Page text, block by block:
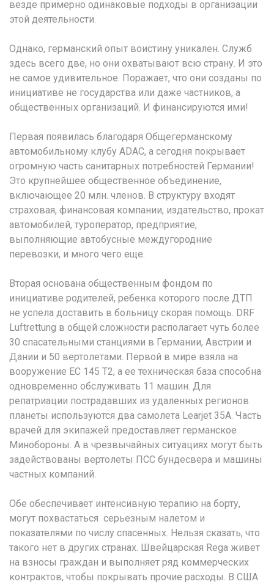
везде примерно одинаковые подходы в организации
этой деятельности.
Однако, германский опыт воистину уникален. Служб
здесь всего две, но они охватывают всю страну. И это
не самое удивительное. Поражает, что они созданы по
инициативе не государства или даже частников, а
общественных организаций. И финансируются ими!
Первая появилась благодаря Общегерманскому
автомобильному клубу ADAC, а сегодня покрывает
огромную часть санитарных потребностей Германии!
Это крупнейшее общественное объединение,
включающее 20 млн. членов. В структуру входят
страховая, финансовая компании, издательство, прокат
автомобилей, туроператор, предприятие,
выполняющие автобусные междугородние
перевозки, и много чего еще.
Вторая основана общественным фондом по
инициативе родителей, ребенка которого после ДТП
не успела доставить в больницу скорая помощь. DRF
Luftrettung в общей сложности располагает чуть более
30 спасательными станциями в Германии, Австрии и
Дании и 50 вертолетами. Первой в мире взяла на
вооружение EC 145 T2, а ее техническая база способна
одновременно обслуживать 11 машин. Для
репатриации пострадавших из удаленных регионов
планеты используются два самолета Learjet 35A. Часть
врачей для экипажей предоставляет германское
Минобороны. А в чрезвычайных ситуациях могут быть
задействованы вертолеты ПСС бундесвера и машины
частных компаний.
Обе обеспечивает интенсивную терапию на борту,
могут похвастаться серьезным налетом и
показателями по числу спасенных. Нельзя сказать, что
такого нет в других странах. Швейцарская Rega живет
на взносы граждан и выполняет ряд коммерческих
контрактов, чтобы покрывать прочие расходы. В США